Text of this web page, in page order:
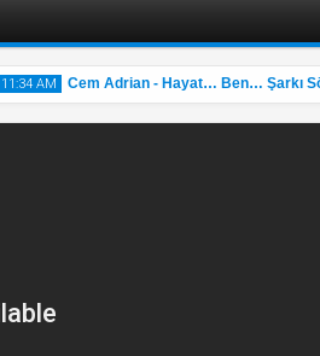
AM Cem Adrian - Hayat… Ben… Şarkı Sözü